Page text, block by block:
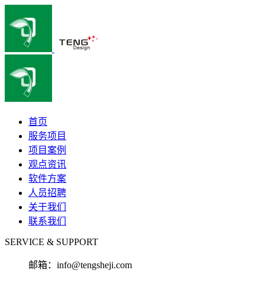
首页
服务项目
项目案例
观点资讯
软件方案
人员招聘
关于我们
联系我们
SERVICE & SUPPORT
邮箱： info@tengsheji.com